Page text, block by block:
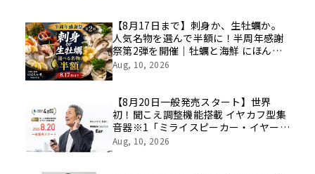
【8月17日まで】刺身か、生牡蠣か。
人気名物を選んで半額に！半周年感謝
祭第2弾を開催｜牡蠣と海鮮 にほんい
ち 堺筋本町店
Aug, 10, 2026
【8月20日一般発売スタート】世界
初！聞こえ調整機能搭載 イヤカフ型集
音器※1「ミライスピーカー・イヤー」
｜GREEN FUNDINGで実施中の先行予
Aug, 10, 2026